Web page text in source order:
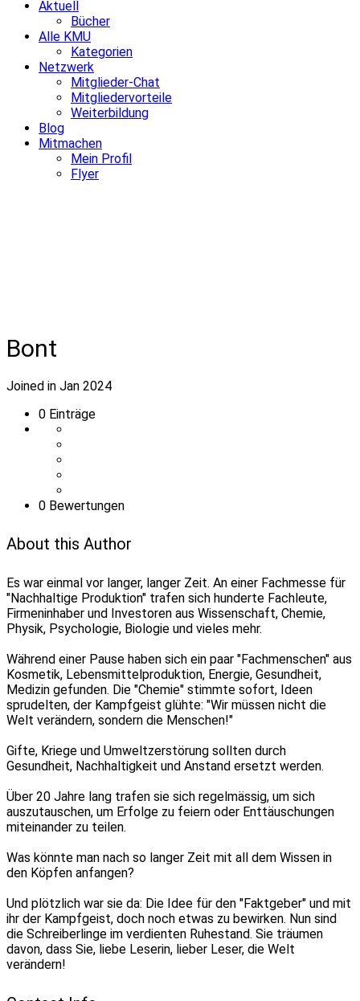
Aktuell
Bücher
Alle KMU
Kategorien
Netzwerk
Mitglieder-Chat
Mitgliedervorteile
Weiterbildung
Blog
Mitmachen
Mein Profil
Flyer
Bont
Joined in Jan 2024
0 Einträge
0 Bewertungen
About this Author
Es war einmal vor langer, langer Zeit. An einer Fachmesse für
"Nachhaltige Produktion" trafen sich hunderte Fachleute,
Firmeninhaber und Investoren aus Wissenschaft, Chemie,
Physik, Psychologie, Biologie und vieles mehr.
Während einer Pause haben sich ein paar "Fachmenschen" aus
Kosmetik, Lebensmittelproduktion, Energie, Gesundheit,
Medizin gefunden. Die "Chemie" stimmte sofort, Ideen
sprudelten, der Kampfgeist glühte: "Wir müssen nicht die
Welt verändern, sondern die Menschen!"
Gifte, Kriege und Umweltzerstörung sollten durch
Gesundheit, Nachhaltigkeit und Anstand ersetzt werden.
Über 20 Jahre lang trafen sie sich regelmässig, um sich
auszutauschen, um Erfolge zu feiern oder Enttäuschungen
miteinander zu teilen.
Was könnte man nach so langer Zeit mit all dem Wissen in
den Köpfen anfangen?
Und plötzlich war sie da: Die Idee für den "Faktgeber" und mit
ihr der Kampfgeist, doch noch etwas zu bewirken. Nun sind
die Schreiberlinge im verdienten Ruhestand. Sie träumen
davon, dass Sie, liebe Leserin, lieber Leser, die Welt
verändern!